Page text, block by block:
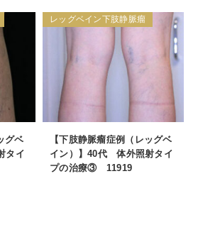
グベ
タイ
レッグベイン下肢静脈瘤
【下肢静脈瘤症例（レッグベ
イン）】40代 体外照射タイ
プの治療③ 11919